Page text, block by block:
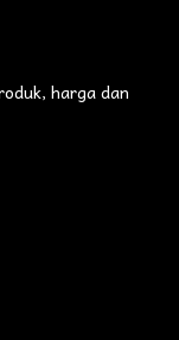
harga dan